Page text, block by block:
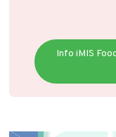
Info iMIS